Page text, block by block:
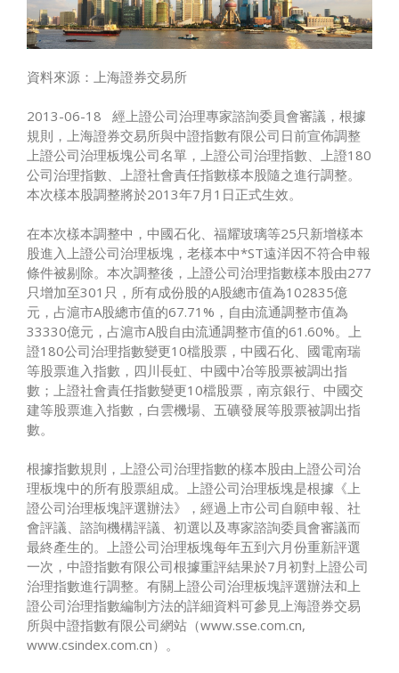
資料來源：上海證券交易所
2013-06-18 經上證公司治理專家諮詢委員會審議，根據
規則，上海證券交易所與中證指數有限公司日前宣佈調整
上證公司治理板塊公司名單，上證公司治理指數、上證180
公司治理指數、上證社會責任指數樣本股隨之進行調整。
本次樣本股調整將於2013年7月1日正式生效。
在本次樣本調整中，中國石化、福耀玻璃等25只新增樣本
股進入上證公司治理板塊，老樣本中*ST遠洋因不符合申報
條件被剔除。本次調整後，上證公司治理指數樣本股由277
只增加至301只，所有成份股的A股總市值為102835億
元，占滬市A股總市值的67.71%，自由流通調整市值為
33330億元，占滬市A股自由流通調整市值的61.60%。上
證180公司治理指數變更10檔股票，中國石化、國電南瑞
等股票進入指數，四川長虹、中國中冶等股票被調出指
數；上證社會責任指數變更10檔股票，南京銀行、中國交
建等股票進入指數，白雲機場、五礦發展等股票被調出指
數。
根據指數規則，上證公司治理指數的樣本股由上證公司治
理板塊中的所有股票組成。上證公司治理板塊是根據《上
證公司治理板塊評選辦法》，經過上市公司自願申報、社
會評議、諮詢機構評議、初選以及專家諮詢委員會審議而
最終產生的。上證公司治理板塊每年五到六月份重新評選
一次，中證指數有限公司根據重評結果於7月初對上證公司
治理指數進行調整。有關上證公司治理板塊評選辦法和上
證公司治理指數編制方法的詳細資料可參見上海證券交易
所與中證指數有限公司網站（www.sse.com.cn,
www.csindex.com.cn）。